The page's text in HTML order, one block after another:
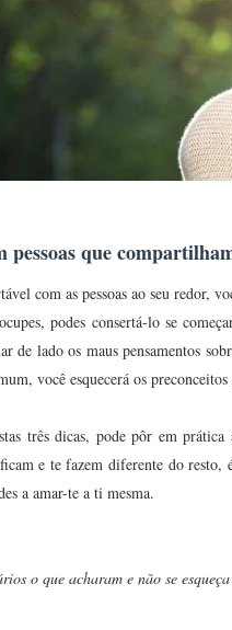
que
com as pessoas ao seu redor,
podes consertá-lo se
de lado os maus pensamentos
você esquecerá os
três dicas, pode pôr em
e te fazem diferente do
a amar-te a ti mesma.
o que acharam e não se